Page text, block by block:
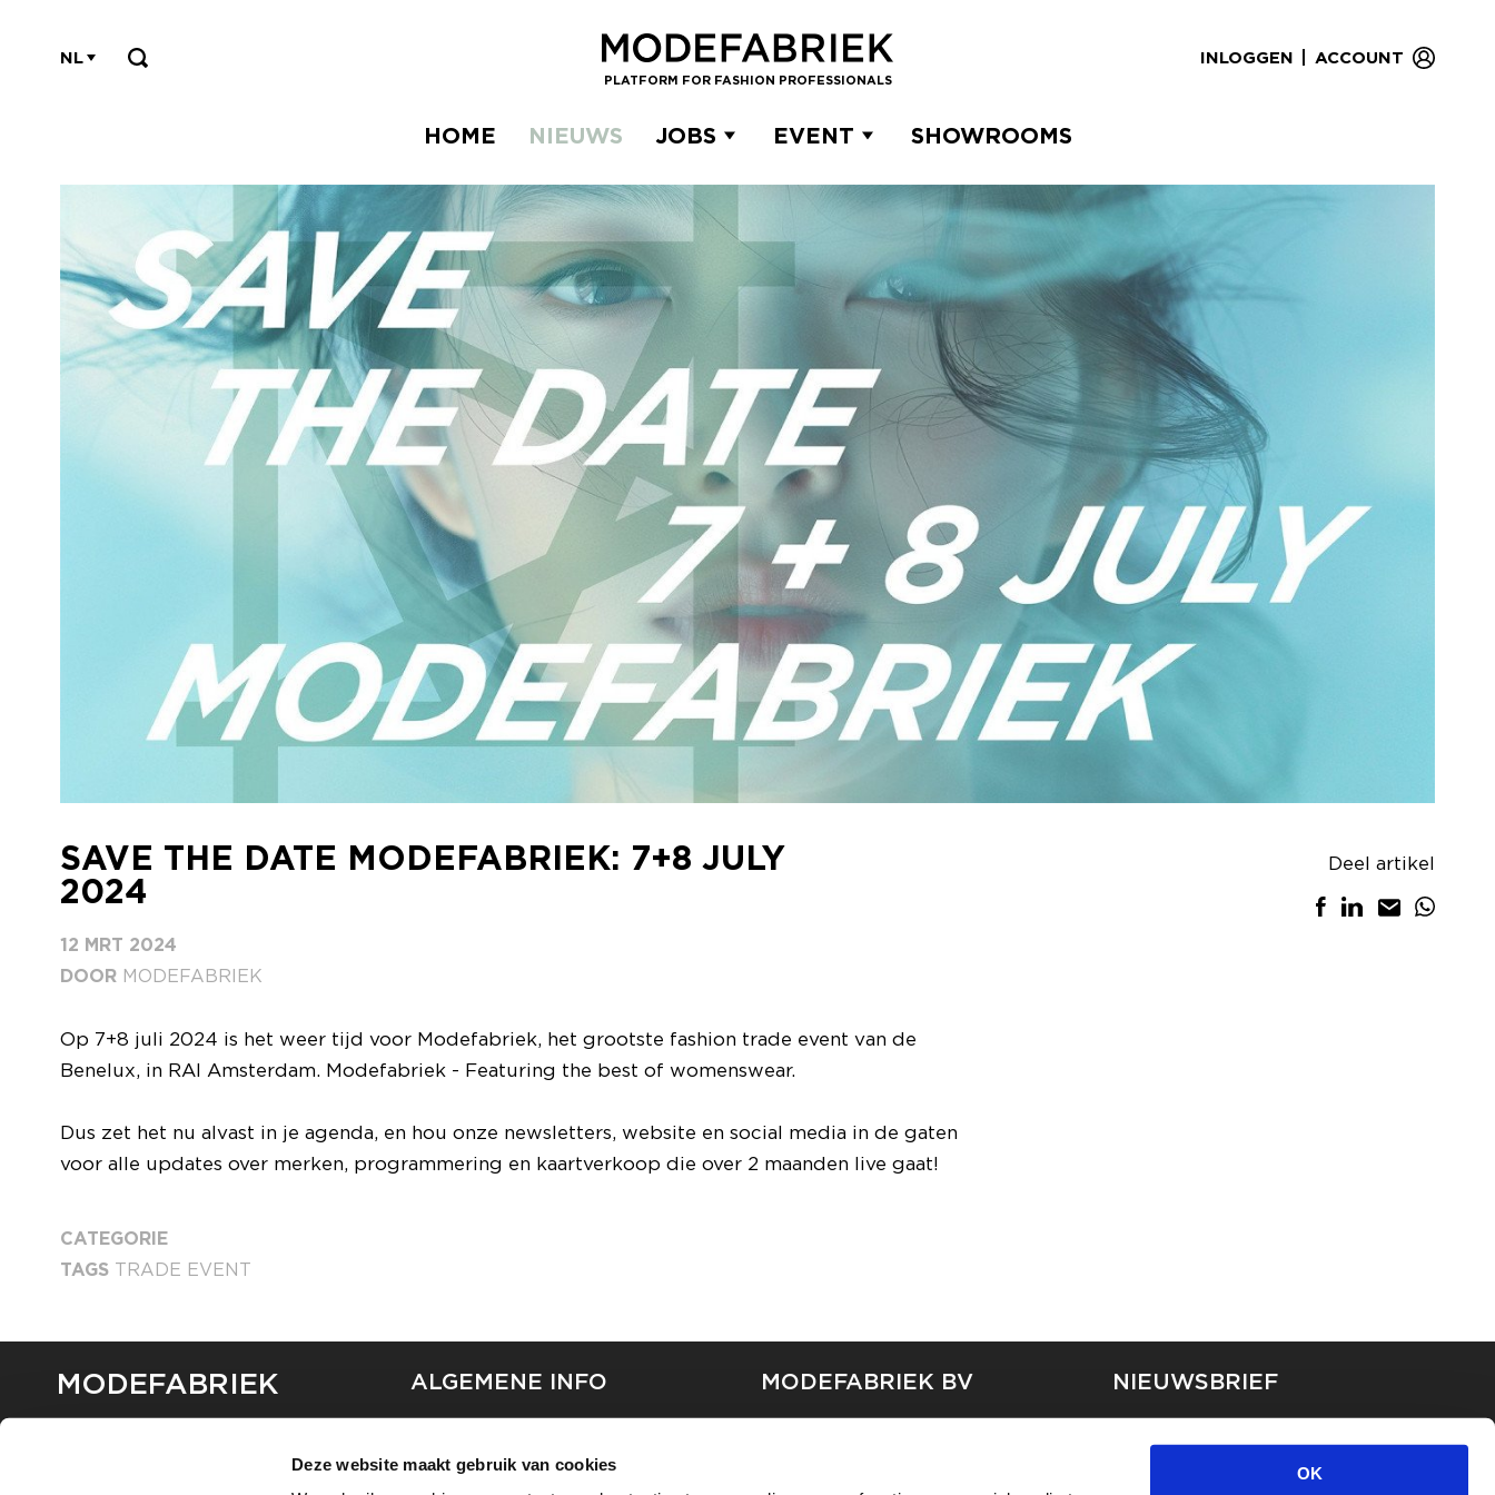
Deze website maakt gebruik van cookies
OK
PLATFORM FOR FASHION PROFESSIONALS
INLOGGEN ACCOUNT
NL
HOME NIEUWS JOBS EVENT SHOWROOMS
SAVE THE DATE MODEFABRIEK: 7+8 JULY
2024
12 MRT 2024
DOOR MODEFABRIEK
Op 7+8 juli 2024 is het weer tijd voor Modefabriek, het grootste fashion trade event van de
Benelux, in RAI Amsterdam. Modefabriek - Featuring the best of womenswear.
Dus zet het nu alvast in je agenda, en hou onze newsletters, website en social media in de gaten
voor alle updates over merken, programmering en kaartverkoop die over 2 maanden live gaat!
CATEGORIE
TAGS TRADE EVENT
Deel artikel
MODEFABRIEK ALGEMENE INFO
CONTACT
MODEFABRIEK BV NIEUWSBRIEF
laatste nieuws via de